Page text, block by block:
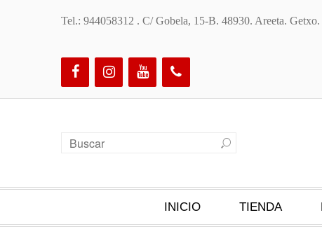
Tel.: 944058312 . C/ Gobela, 15-B. 48930. Areeta.
INICIO TIENDA